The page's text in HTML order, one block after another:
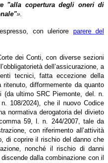
"alla copertura degli oneri di
».
con uleriore parere del
dei Conti, con diverse sezioni
dell’assicurazione, a
tecnici, fatta eccezione della
difformemente da quanto
ultimo SRC Piemonte, del. n.
108/2024), che il nuovo Codice
normativa derogatoria del divieto
59, l. n. 244/2007, tale da
con riferimento all’attività
di coprire il rischio del danno che
nonché il rischio di danni
dalla combinazione con il